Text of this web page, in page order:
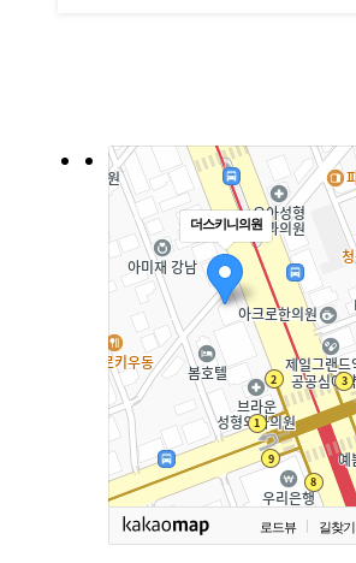
더스키니의원
로드뷰 길찾기